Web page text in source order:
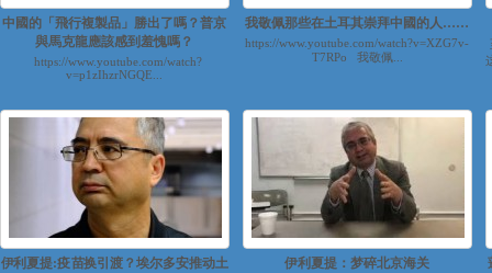
中國的「飛行複製品」勝出了嗎？普京
與馬克龍應該感到羞愧嗎？
https://www.youtube.com/watch?
v=p1zIhzrNGQE...
我敬佩那些在土耳其崇拜中國的人……
https://www.youtube.com/watch?v=XZG7v-
T7RPo 我敬佩...
伊利夏提:疫苗换引渡？埃尔多安推动土
伊利夏提：梦碎北京海关